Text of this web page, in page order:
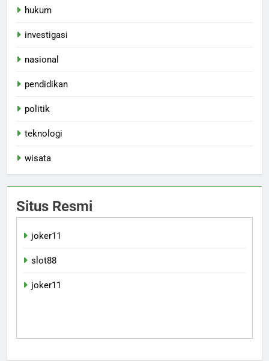
hukum
investigasi
nasional
pendidikan
politik
teknologi
wisata
Situs Resmi
joker11
slot88
joker11